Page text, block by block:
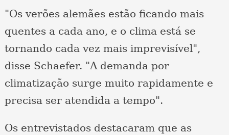
"Os verões alemães estão ficando mais
quentes a cada ano, e o clima está se
tornando cada vez mais imprevisível",
disse Schaefer. "A demanda por
climatização surge muito rapidamente e
precisa ser atendida a tempo".
Os entrevistados destacaram que as